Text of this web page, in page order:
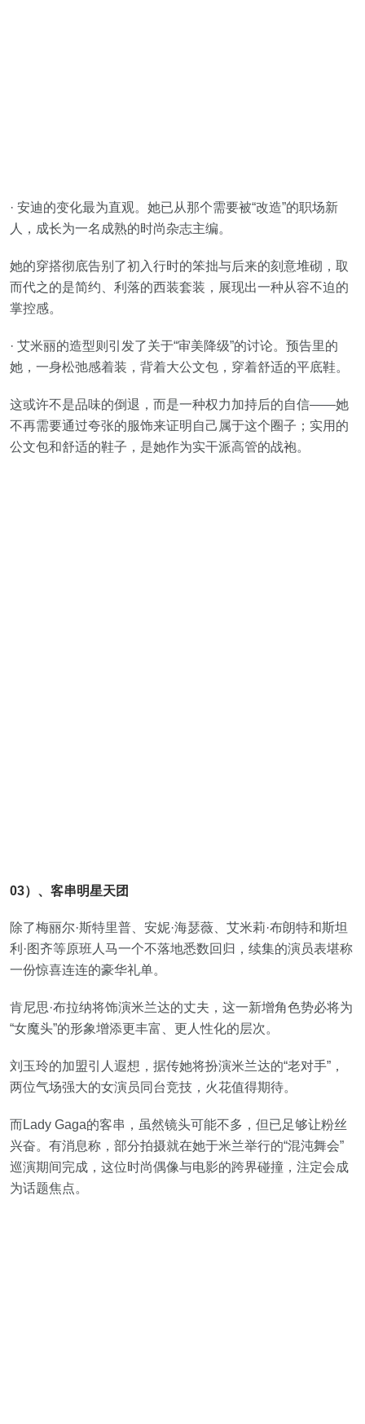
· 安迪的变化最为直观。她已从那个需要被“改造”的职场新
人，成长为一名成熟的时尚杂志主编。
她的穿搭彻底告别了初入行时的笨拙与后来的刻意堆砌，取
而代之的是简约、利落的西装套装，展现出一种从容不迫的
掌控感。
· 艾米丽的造型则引发了关于“审美降级”的讨论。预告里的
她，一身松弛感着装，背着大公文包，穿着舒适的平底鞋。
这或许不是品味的倒退，而是一种权力加持后的自信——她
不再需要通过夸张的服饰来证明自己属于这个圈子；实用的
公文包和舒适的鞋子，是她作为实干派高管的战袍。
03）、客串明星天团
除了梅丽尔·斯特里普、安妮·海瑟薇、艾米莉·布朗特和斯坦
利·图齐等原班人马一个不落地悉数回归，续集的演员表堪称
一份惊喜连连的豪华礼单。
肯尼思·布拉纳将饰演米兰达的丈夫，这一新增角色势必将为
“女魔头”的形象增添更丰富、更人性化的层次。
刘玉玲的加盟引人遐想，据传她将扮演米兰达的“老对手”，
两位气场强大的女演员同台竞技，火花值得期待。
而Lady Gaga的客串，虽然镜头可能不多，但已足够让粉丝
兴奋。有消息称，部分拍摄就在她于米兰举行的“混沌舞会”
巡演期间完成，这位时尚偶像与电影的跨界碰撞，注定会成
为话题焦点。